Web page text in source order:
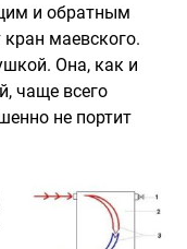
и обратным
маевского.
Она, как и
чаще всего
не портит